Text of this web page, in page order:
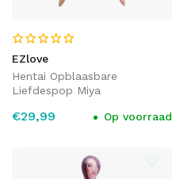
EZlove
Hentai Opblaasbare
Liefdespop Miya
€29,99 Op voorraad